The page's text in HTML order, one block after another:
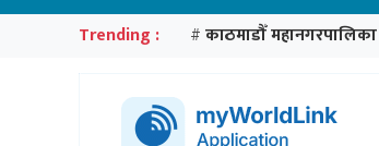
Trending : # काठमाडौँ महानगरपालिका